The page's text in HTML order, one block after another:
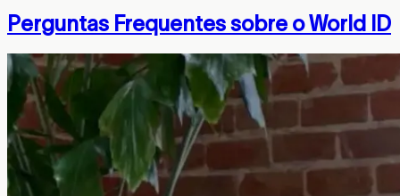
Perguntas Frequentes sobre o World ID